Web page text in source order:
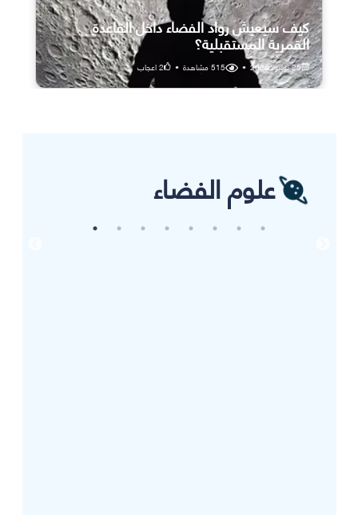
كيف سيعيش رواد الفضاء داخل القاعدة
القمرية المستقبلية؟
25 يوليو، 2026 •
515مشاهدة •
2اعجاب
علوم الفضاء